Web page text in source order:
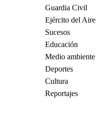
Guardia Civil
Ejército del Aire
Sucesos
Educación
Medio ambiente
Deportes
Cultura
Reportajes